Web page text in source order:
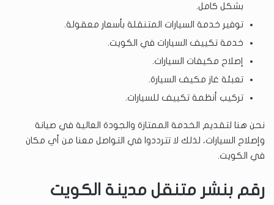
بشكل كامل.
توفير خدمة السيارات المتنقلة بأسعار معقولة.
خدمة تكييف السيارات في الكويت.
إصلاح مكيفات السيارات.
تعبئة غاز مكيف السيارة.
تركيب أنظمة تكييف للسيارات.
نحن هنا لتقديم الخدمة الممتازة والجودة العالية في صيانة
وإصلاح السيارات، لذلك لا تترددوا في التواصل معنا من أي مكان
في الكويت.
رقم بنشر متنقل مدينة الكويت